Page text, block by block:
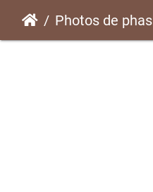
Photos de